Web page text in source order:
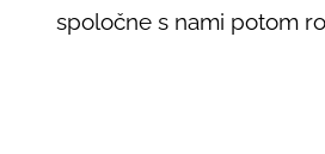
spoločne s nami potom